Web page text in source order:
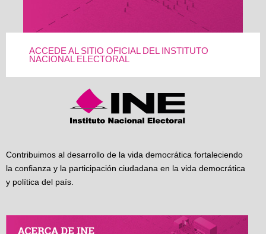
ACCEDE AL SITIO OFICIAL DEL INSTITUTO
NACIONAL ELECTORAL
Contribuimos al desarrollo de la vida democrática fortaleciendo
la confianza y la participación ciudadana en la vida democrática
y política del país.